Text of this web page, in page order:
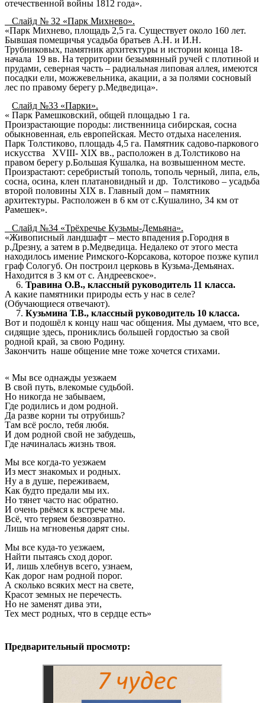
отечественной войны 1812 года».
Слайд № 32 «Парк Михнево».
«Парк Михнево, площадь 2,5 га. Существует около 160 лет.
Бывшая помещичья усадьба братьев А.Н. и И.Н.
Трубниковых, памятник архитектуры и истории конца 18-
начала 19 вв. На территории безымянный ручей с плотиной и
прудами, северная часть – радиальная липовая аллея, имеются
посадки ели, можжевельника, акации, а за полями сосновый
лес по правому берегу р.Медведица».
Слайд №33 «Парки».
« Парк Рамешковский, общей площадью 1 га.
Произрастающие породы: лиственница сибирская, сосна
обыкновенная, ель европейская. Место отдыха населения.
Парк Толстиково, площадь 4,5 га. Памятник садово-паркового
искусства ХVIII- ХIХ вв., расположен в д.Толстиково на
правом берегу р.Большая Кушалка, на возвышенном месте.
Произрастают: серебристый тополь, тополь черный, липа, ель,
сосна, осина, клен платановидный и др. Толстиково – усадьба
второй половины ХIХ в. Главный дом – памятник
архитектуры. Расположен в 6 км от с.Кушалино, 34 км от
Рамешек».
Слайд №34 «Трёхречье Кузьмы-Демьяна».
«Живописный ландшафт – место впадения р.Городня в
р.Дрезну, а затем в р.Медведица. Недалеко от этого места
находилось имение Римского-Корсакова, которое позже купил
граф Сологуб. Он построил церковь в Кузьма-Демьянах.
Находится в 3 км от с. Андреевское».
Травина О.В., классный руководитель 11 класса.
А какие памятники природы есть у нас в селе?
(Обучающиеся отвечают).
Кузьмина Т.В., классный руководитель 10 класса.
Вот и подошёл к концу наш час общения. Мы думаем, что все,
сидящие здесь, прониклись большей гордостью за свой
родной край, за свою Родину.
Закончить наше общение мне тоже хочется стихами.
« Мы все однажды уезжаем
В свой путь, влекомые судьбой.
Но никогда не забываем,
Где родились и дом родной.
Да разве корни ты отрубишь?
Там всё росло, тебя любя.
И дом родной свой не забудешь,
Где начиналась жизнь твоя.
Мы все когда-то уезжаем
Из мест знакомых и родных.
Ну а в душе, переживаем,
Как будто предали мы их.
Но тянет часто нас обратно.
И очень рвёмся к встрече мы.
Всё, что теряем безвозвратно.
Лишь на мгновенья дарят сны.
Мы все куда-то уезжаем,
Найти пытаясь сход дорог.
И, лишь хлебнув всего, узнаем,
Как дорог нам родной порог.
А сколько всяких мест на свете,
Красот земных не перечесть.
Но не заменят дива эти,
Тех мест родных, что в сердце есть»
Предварительный просмотр: